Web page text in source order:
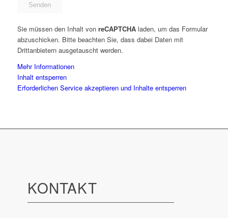
Sie müssen den Inhalt von reCAPTCHAladen, um das Formular
abzuschicken. Bitte beachten Sie, dass dabei Daten mit
Drittanbietern ausgetauscht werden.
Mehr Informationen
Inhalt entsperren
Erforderlichen Service akzeptieren und Inhalte entsperren
KONTAKT